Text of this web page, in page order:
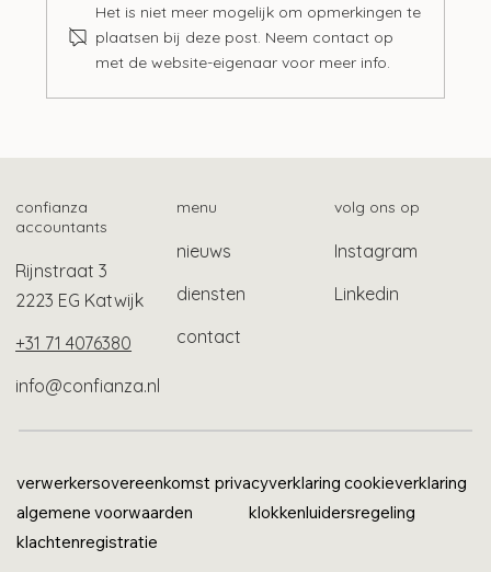
Advieswijzer | Bedrijfsoverdracht
Het is niet meer mogelijk om opmerkingen te
plaatsen bij deze post. Neem contact op
met de website-eigenaar voor meer info.
confianza
accountants
Rijnstraat 3
2223 EG Katwijk
+31 71 4076380
info@confianza.nl
menu
nieuws
diensten
contact
volg ons op
Instagram
Linkedin
verwerkersovereenkomst privacyverklaring cookieverklaring
algemene voorwaarden
klokkenluidersregeling
klachtenregistratie